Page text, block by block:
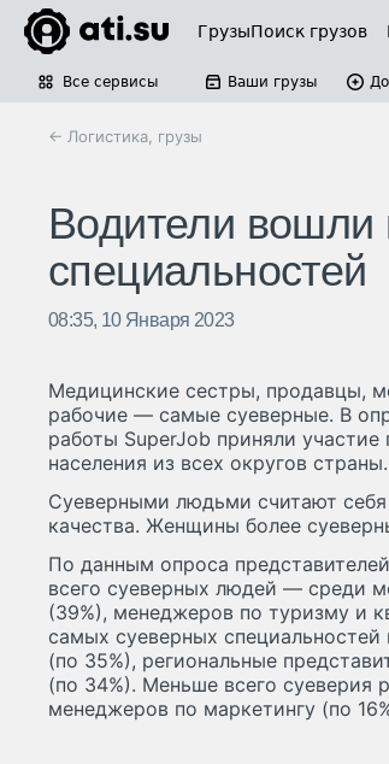
ГрузыПоиск грузов
Все сервисы Ваши грузы
← Логистика, грузы
Водители вошли
специальностей
08:35, 10 Января 2023
Медицинские сестры, продавцы,
рабочие — самые суеверные. В
работы SuperJob приняли
населения из всех округов страны.
Суеверными людьми считают себя
качества. Женщины более
По данным опроса
всего суеверных людей — среди
(39%), менеджеров по туризму и
самых суеверных
(по 35%), региональные
(по 34%). Меньше всего суеверия
менеджеров по маркетингу (по